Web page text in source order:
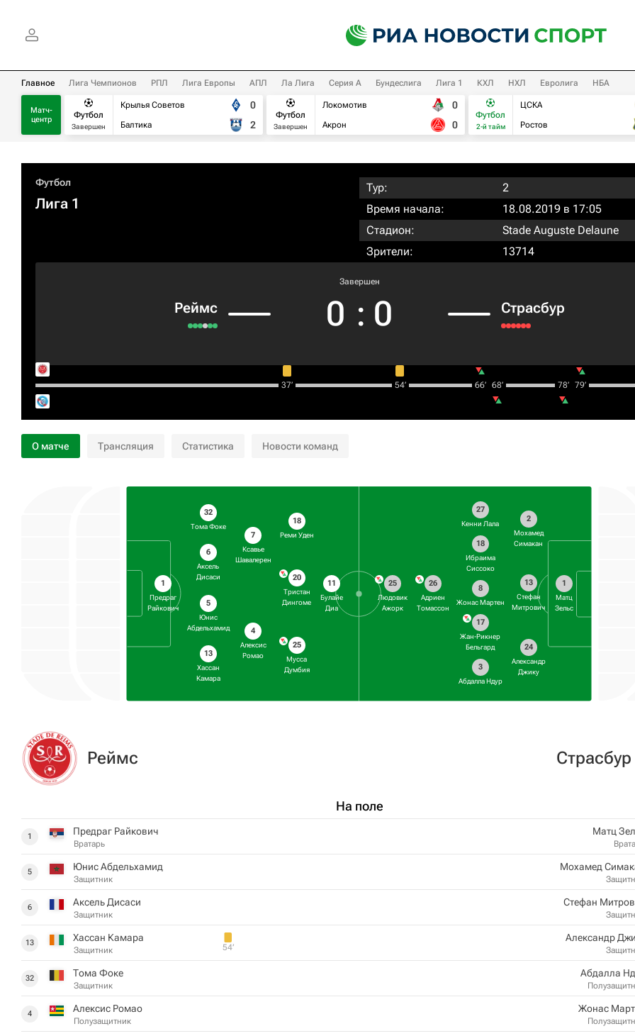
Главное Лига Чемпионов РПЛ Лига Европы АПЛ Ла Лига Серия А Бундеслига Лига 1 КХЛ НХЛ Евролига НБА
Матч-
центр
Футбол
Завершен
Крылья Советов
Балтика
0
2
Футбол
Завершен
Локомотив
Акрон
0
0
Футбол
2-й тайм
ЦСКА
Ростов
Футбол
Лига 1
Тур:
2
Время начала:
18.08.2019 в 17:05
Стадион:
Stade Auguste Delaune
Зрители:
13714
Реймс
Завершен
0 : 0 Страсбур
37‎’‎ 54‎’‎ 66‎’‎ 68‎’‎ 78‎’‎ 79‎’‎
О матче Трансляция Статистика Новости команд
1
Предраг
Райкович
32
Тома Фоке
6
Аксель
Дисаси
5
Юнис
Абдельхамид
13
Хассан
Камара
7
Ксавье
Шавалерен
4
Алексис
Ромао
18
Реми Уден
20
Тристан
Дингоме
25
Мусса
Думбия
11
Булайе
Диа
1
Матц
Зельс
2
Мохамед
Симакан
13
Стефан
Митрович
24
Александр
Джику
27
Кенни Лала
18
Ибраима
Сиссоко
8
Жонас Мартен
17
Жан-Рикнер
Бельгард
3
Абдалла Ндур
26
Адриен
Томассон
25
Людовик
Ажорк
Реймс
На поле
1 Предраг Райкович
Вратарь
5 Юнис Абдельхамид
Защитник
6 Аксель Дисаси
Защитник
13 Хассан Камара
Защитник 54‎’‎
32 Тома Фоке
Защитник
4 Алексис Ромао
Полузащитник
Страсбур
Матц
Мохамед
Стефан
Александр
Абдалла
Жонас